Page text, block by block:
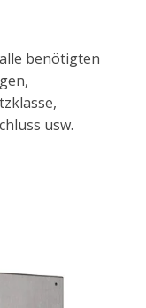
benötigten
usw.